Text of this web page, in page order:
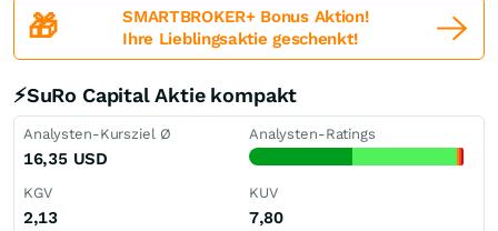
🎁
SMARTBROKER+ Bonus Aktion!
Ihre Lieblingsaktie geschenkt!
⚡SuRo Capital Aktie kompakt
Analysten-Kursziel Ø
16,35 USD
Analysten-Ratings
KGV
2,13
KUV
7,80